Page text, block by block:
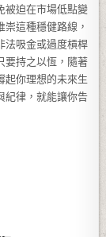
被迫在市場低點變
這種穩健路線，
法吸金或過度槓桿
要持之以恆，隨著
起你理想的未來生
紀律，就能讓你告